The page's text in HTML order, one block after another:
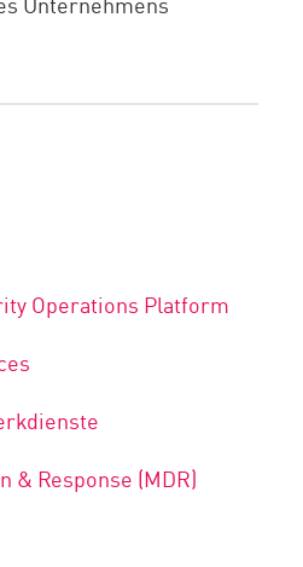
Operations Platform
& Response (MDR)